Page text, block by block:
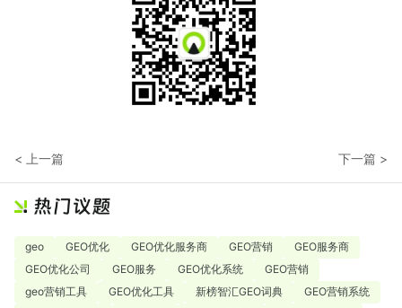
< 上一篇 下一篇 >
geo GEO优化 GEO优化服务商 GEO营销
GEO服务商
GEO优化公司
GEO服务 GEO优化系统
GEO营销
geo营销工具
GEO优化工具 新榜智汇GEO词典
GEO营销系统